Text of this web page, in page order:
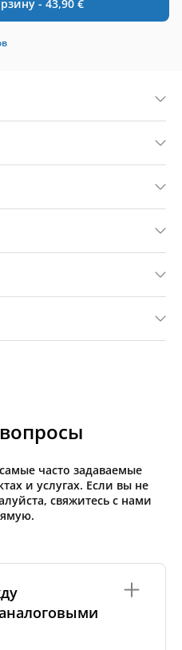
- 43,90 €
часто задаваемые
и услугах. Если вы не
свяжитесь с нами